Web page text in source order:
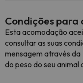
Condições para
Esta acomodação
consultar as suas
mensagem através da
do peso do seu animal